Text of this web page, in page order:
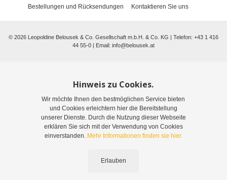
Bestellungen und Rücksendungen Kontaktieren Sie uns
© 2026 Leopoldine Belousek & Co. Gesellschaft m.b.H. & Co. KG | Telefon: +43 1 416
44 55-0 | Email: info@belousek.at
Hinweis zu Cookies.
Wir möchte Ihnen den bestmöglichen Service bieten
und Cookies erleichtern hier die Bereitstellung
unserer Dienste. Durch die Nutzung dieser Webseite
erklären Sie sich mit der Verwendung von Cookies
einverstanden. Mehr Informationen finden sie hier.
Erlauben